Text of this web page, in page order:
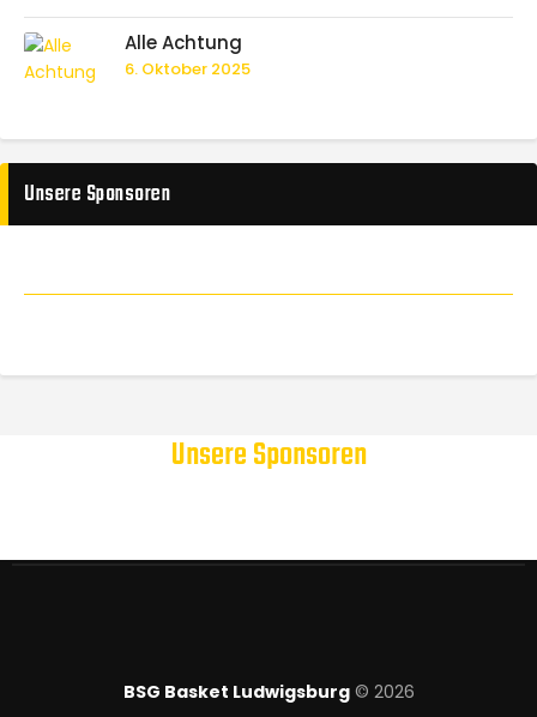
Alle Achtung
6. Oktober 2025
Unsere Sponsoren
Unsere Sponsoren
BSG Basket Ludwigsburg© 2026